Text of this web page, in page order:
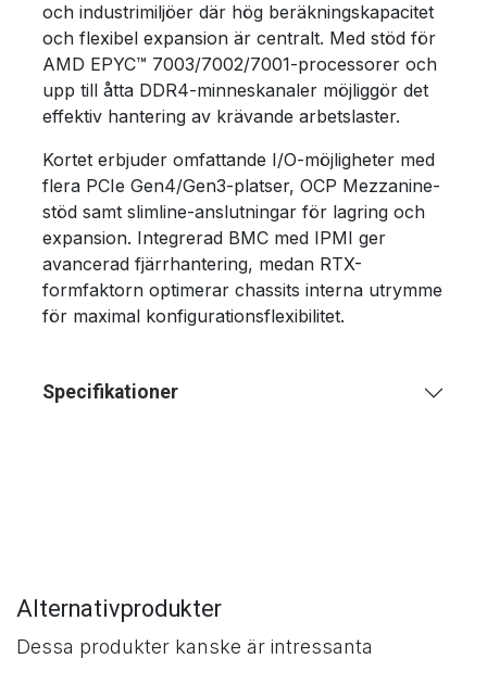
och industrimiljöer där hög beräkningskapacitet
och flexibel expansion är centralt. Med stöd för
AMD EPYC™ 7003/7002/7001-processorer och
upp till åtta DDR4-minneskanaler möjliggör det
effektiv hantering av krävande arbetslaster.
Kortet erbjuder omfattande I/O-möjligheter med
flera PCIe Gen4/Gen3-platser, OCP Mezzanine-
stöd samt slimline-anslutningar för lagring och
expansion. Integrerad BMC med IPMI ger
avancerad fjärrhantering, medan RTX-
formfaktorn optimerar chassits interna utrymme
för maximal konfigurationsflexibilitet.
Specifikationer
Alternativprodukter
Dessa produkter kanske är intressanta